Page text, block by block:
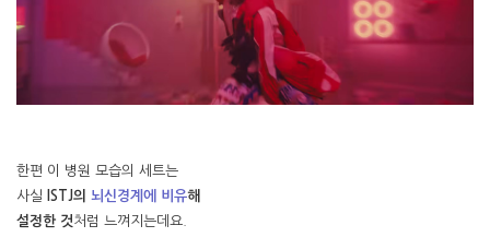
한편 이 병원 모습의 세트는
사실 ISTJ의 뇌신경계에 비유해
설정한 것처럼 느껴지는데요.